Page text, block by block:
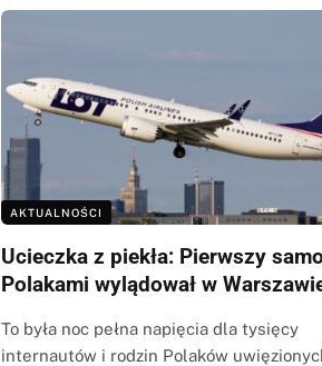
AKTUALNOŚCI
Ucieczka z piekła: Pierwszy
Polakami wylądował w
To była noc pełna napięcia dla tysięcy
internautów i rodzin Polaków